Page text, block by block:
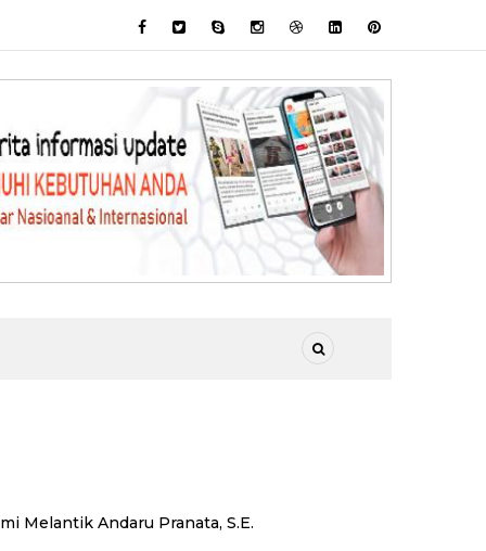
Melantik Andaru Pranata, S.E.